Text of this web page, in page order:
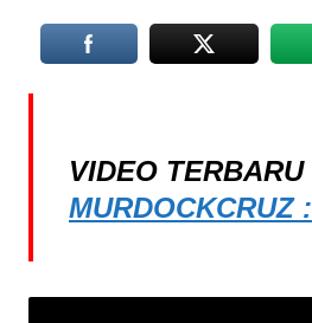
VIDEO TERBARU
MURDOCKCRUZ :